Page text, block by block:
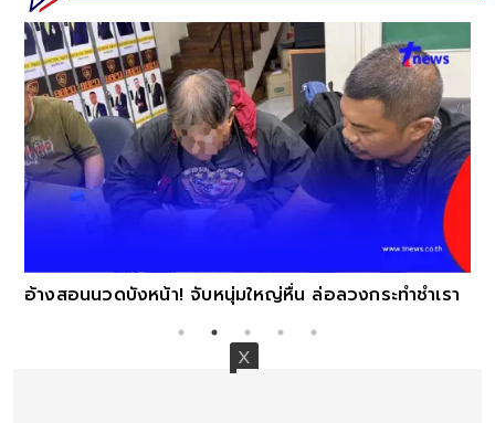
อ้างสอนนวดบังหน้า! จับหนุ่มใหญ่หื่น ล่อลวงกระทำชำเรา